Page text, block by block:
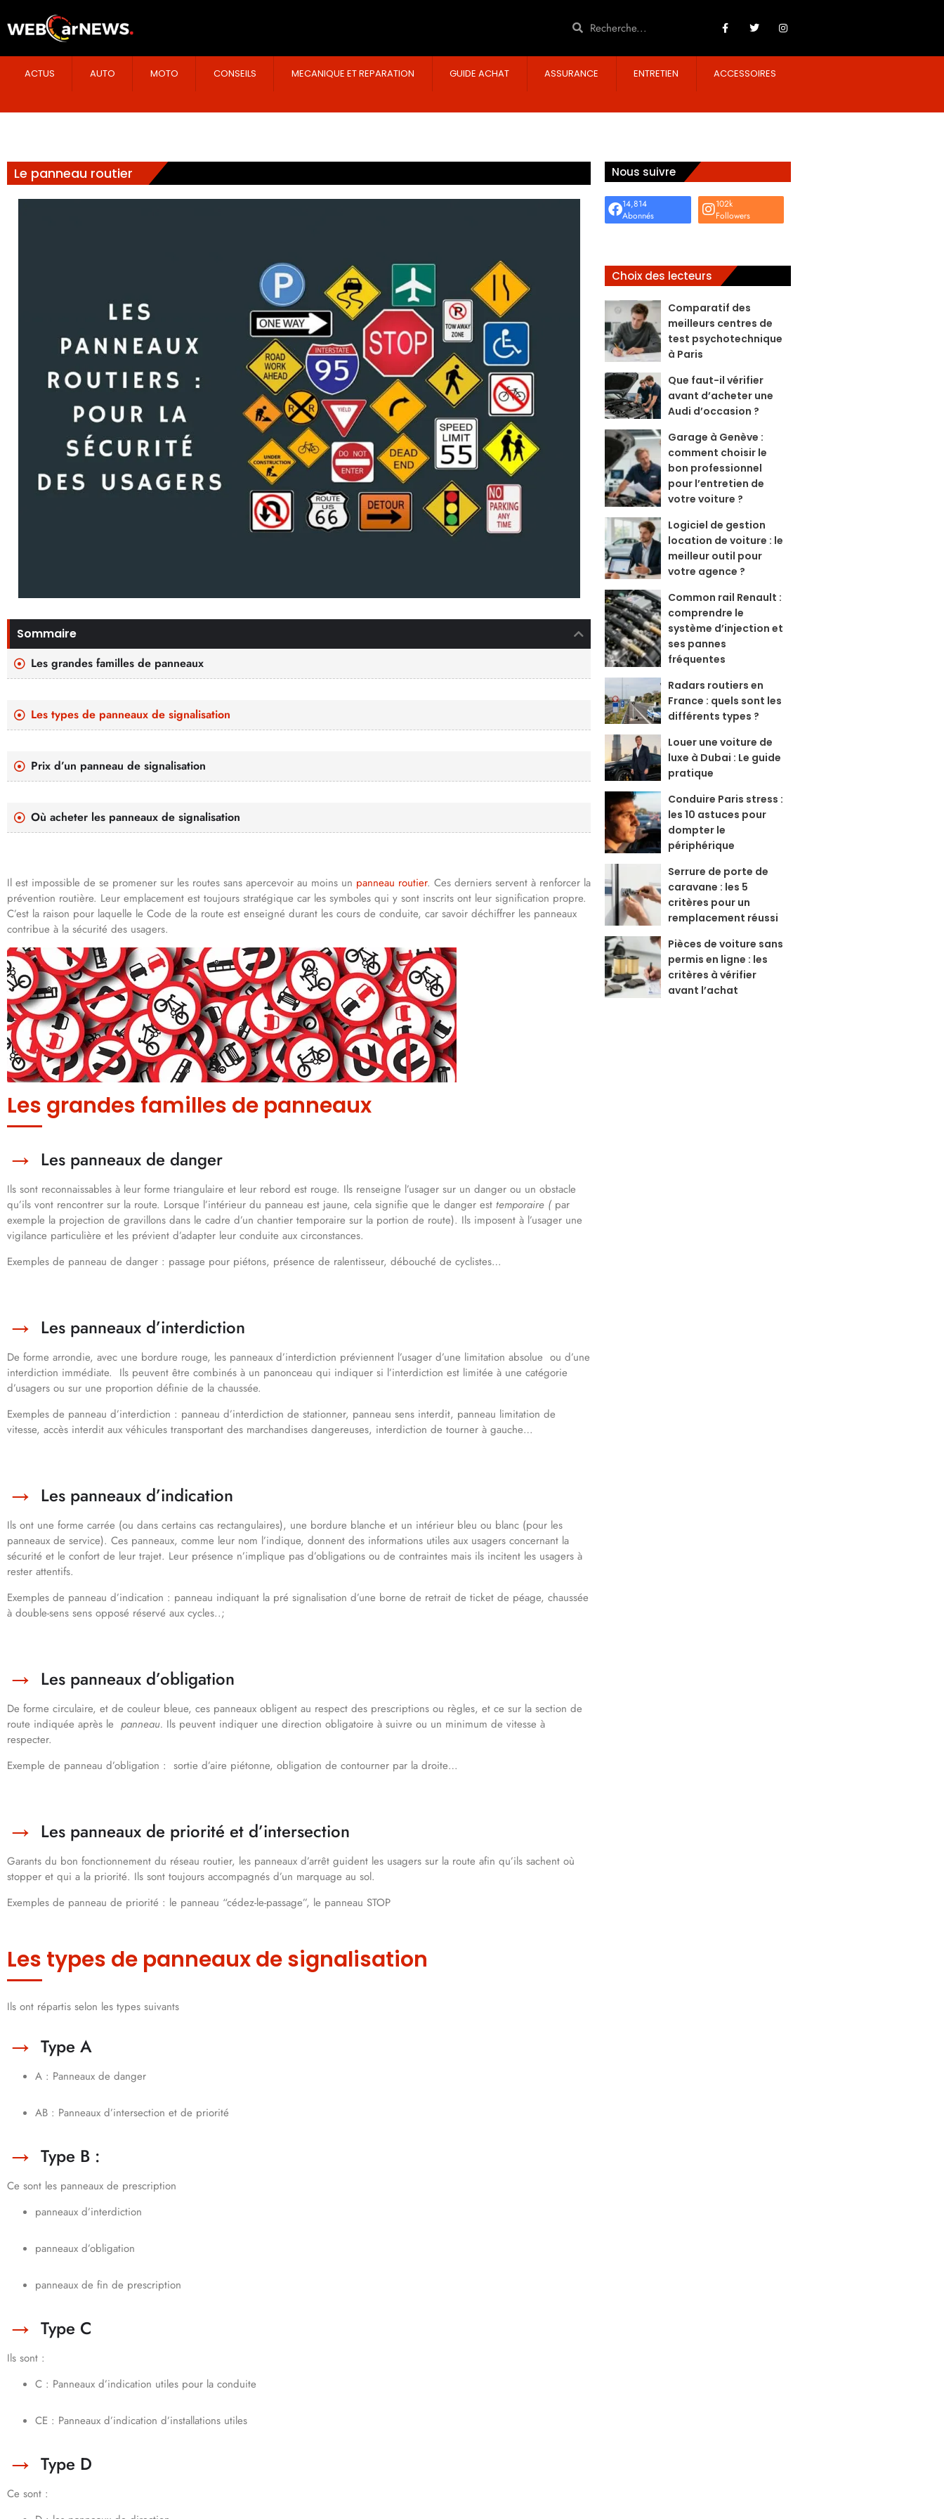
ACTUS AUTO MOTO CONSEILS MECANIQUE ET REPARATION GUIDE ACHAT ASSURANCE ENTRETIEN ACCESSOIRES
Le panneau routier
Sommaire
Les grandes familles de panneaux
Les types de panneaux de signalisation
Prix d’un panneau de signalisation
Où acheter les panneaux de signalisation
Il est impossible de se promener sur les routes sans apercevoir au moins un panneau routier. Ces derniers servent à renforcer la
prévention routière. Leur emplacement est toujours stratégique car les symboles qui y sont inscrits ont leur signification propre.
C’est la raison pour laquelle le Code de la route est enseigné durant les cours de conduite, car savoir déchiffrer les panneaux
contribue à la sécurité des usagers.
Les grandes familles de panneaux
Les panneaux de danger
Ils sont reconnaissables à leur forme triangulaire et leur rebord est rouge. Ils renseigne l’usager sur un danger ou un obstacle
qu’ils vont rencontrer sur la route. Lorsque l’intérieur du panneau est jaune, cela signifie que le danger est temporaire ( par
exemple la projection de gravillons dans le cadre d’un chantier temporaire sur la portion de route). Ils imposent à l’usager une
vigilance particulière et les prévient d’adapter leur conduite aux circonstances.
Exemples de panneau de danger : passage pour piétons, présence de ralentisseur, débouché de cyclistes…
Les panneaux d’interdiction
De forme arrondie, avec une bordure rouge, les panneaux d’interdiction préviennent l’usager d’une limitation absolue ou d’une
interdiction immédiate. Ils peuvent être combinés à un panonceau qui indiquer si l’interdiction est limitée à une catégorie
d’usagers ou sur une proportion définie de la chaussée.
Exemples de panneau d’interdiction : panneau d’interdiction de stationner, panneau sens interdit, panneau limitation de
vitesse, accès interdit aux véhicules transportant des marchandises dangereuses, interdiction de tourner à gauche…
Les panneaux d’indication
Ils ont une forme carrée (ou dans certains cas rectangulaires), une bordure blanche et un intérieur bleu ou blanc (pour les
panneaux de service). Ces panneaux, comme leur nom l’indique, donnent des informations utiles aux usagers concernant la
sécurité et le confort de leur trajet. Leur présence n’implique pas d’obligations ou de contraintes mais ils incitent les usagers à
rester attentifs.
Exemples de panneau d’indication : panneau indiquant la pré signalisation d’une borne de retrait de ticket de péage, chaussée
à double-sens sens opposé réservé aux cycles..;
Les panneaux d’obligation
De forme circulaire, et de couleur bleue, ces panneaux obligent au respect des prescriptions ou règles, et ce sur la section de
route indiquée après le panneau. Ils peuvent indiquer une direction obligatoire à suivre ou un minimum de vitesse à
respecter.
Exemple de panneau d’obligation : sortie d’aire piétonne, obligation de contourner par la droite…
Les panneaux de priorité et d’intersection
Garants du bon fonctionnement du réseau routier, les panneaux d’arrêt guident les usagers sur la route afin qu’ils sachent où
stopper et qui a la priorité. Ils sont toujours accompagnés d’un marquage au sol.
Exemples de panneau de priorité : le panneau “cédez-le-passage”, le panneau STOP
Les types de panneaux de signalisation
Ils ont répartis selon les types suivants
Type A
A : Panneaux de danger
AB : Panneaux d’intersection et de priorité
Type B :
Ce sont les panneaux de prescription
panneaux d’interdiction
panneaux d’obligation
panneaux de fin de prescription
Type C
Ils sont :
C : Panneaux d’indication utiles pour la conduite
CE : Panneaux d’indication d’installations utiles
Type D
Ce sont :
Nous suivre
14,814
Abonnés
102k
Followers
Choix des lecteurs
Comparatif des
meilleurs centres de
test psychotechnique
à Paris
Que faut-il vérifier
avant d’acheter une
Audi d’occasion ?
Garage à Genève :
comment choisir le
bon professionnel
pour l’entretien de
votre voiture ?
Logiciel de gestion
location de voiture : le
meilleur outil pour
votre agence ?
Common rail Renault :
comprendre le
système d’injection et
ses pannes
fréquentes
Radars routiers en
France : quels sont les
différents types ?
Louer une voiture de
luxe à Dubai : Le guide
pratique
Conduire Paris stress :
les 10 astuces pour
dompter le
périphérique
Serrure de porte de
caravane : les 5
critères pour un
remplacement réussi
Pièces de voiture sans
permis en ligne : les
critères à vérifier
avant l’achat